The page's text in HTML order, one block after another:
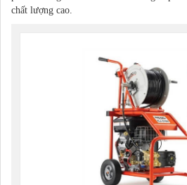
chất lượng cao.